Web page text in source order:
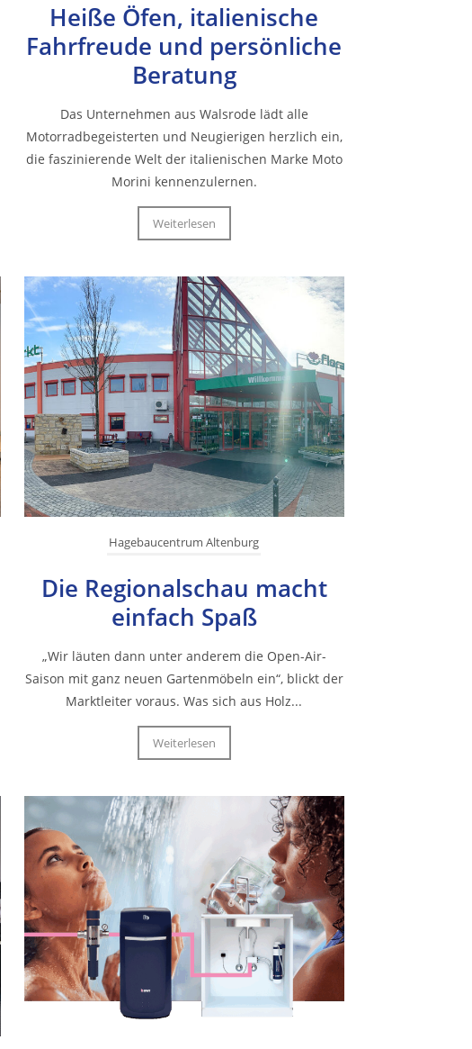
Heiße Öfen, italienische
Fahrfreude und persönliche
Beratung
Das Unternehmen aus Walsrode lädt alle
Motorradbegeisterten und Neugierigen herzlich ein,
die faszinierende Welt der italienischen Marke Moto
Morini kennenzulernen.
Weiterlesen
Hagebaucentrum Altenburg
Die Regionalschau macht
einfach Spaß
„Wir läuten dann unter anderem die Open-Air-
Saison mit ganz neuen Gartenmöbeln ein“, blickt der
Marktleiter voraus. Was sich aus Holz...
Weiterlesen